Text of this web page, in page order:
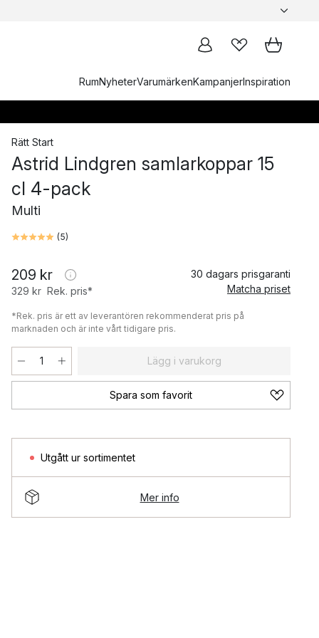
RumNyheterVarumärkenKampanjerInspiration
Rätt Start
Astrid Lindgren samlarkoppar 15
cl 4-pack
Multi
(5)
209 kr
329 kr Rek. pris*
30 dagars prisgaranti
Matcha priset
*Rek. pris är ett av leverantören rekommenderat pris på
marknaden och är inte vårt tidigare pris.
Lägg i varukorg
Spara som favorit
Utgått ur sortimentet
Mer info